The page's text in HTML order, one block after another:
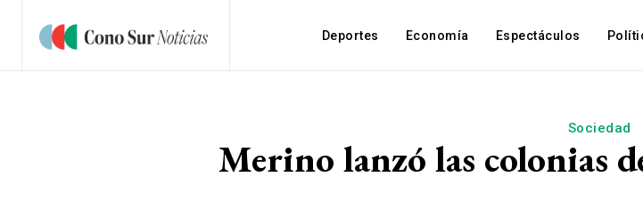
Deportes Economía Espectáculos
Sociedad
Merino lanzó las colonias